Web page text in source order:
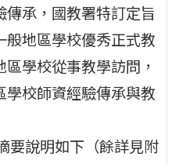
傳承，國教署特訂定旨
般地區學校優秀正式教
學校從事教學訪問，
學校師資經驗傳承與教
要說明如下（餘詳見附